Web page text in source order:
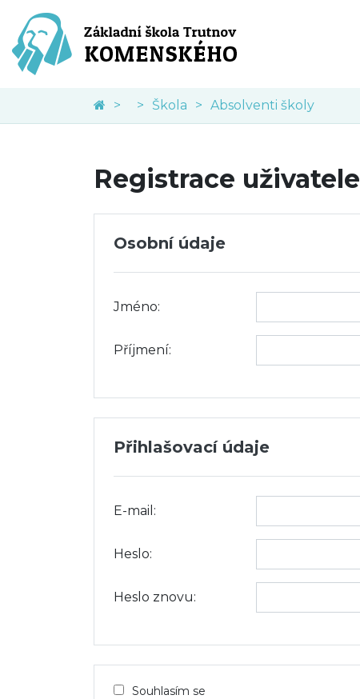
Škola Absolventi školy
Registrace uživatele
Osobní údaje
Jméno:
Příjmení:
Přihlašovací údaje
E-mail:
Heslo:
Heslo znovu:
Souhlasím se